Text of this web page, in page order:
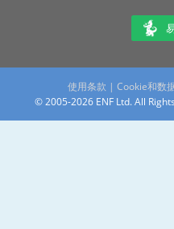
使用条款 | Cookie和数
© 2005-2026 ENF Ltd. All